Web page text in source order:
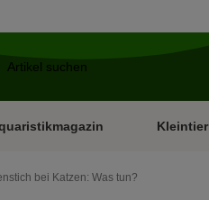
bei Katzen: Was tun?